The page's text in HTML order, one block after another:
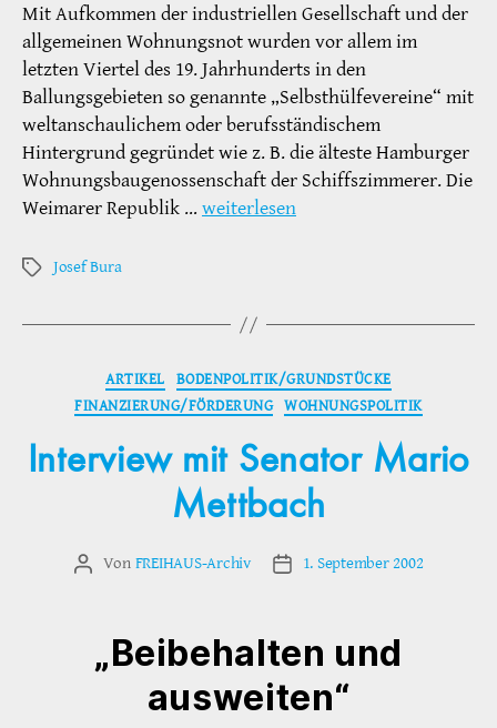
Mit Aufkommen der industriellen Gesellschaft und der
allgemeinen Wohnungsnot wurden vor allem im
letzten Viertel des 19. Jahrhunderts in den
Ballungsgebieten so genannte „Selbsthülfevereine“ mit
weltanschaulichem oder berufsständischem
Hintergrund gegründet wie z. B. die älteste Hamburger
Wohnungsbaugenossenschaft der Schiffszimmerer. Die
Weimarer Republik … weiterlesen
Schlagwörter
Josef Bura
Kategorien
ARTIKEL
BODENPOLITIK/GRUNDSTÜCKE
FINANZIERUNG/FÖRDERUNG WOHNUNGSPOLITIK
Interview mit Senator Mario
Mettbach
Beitragsautor
Von FREIHAUS-Archiv Veröffentlichungsdatum
1. September 2002
„Beibehalten und
ausweiten“